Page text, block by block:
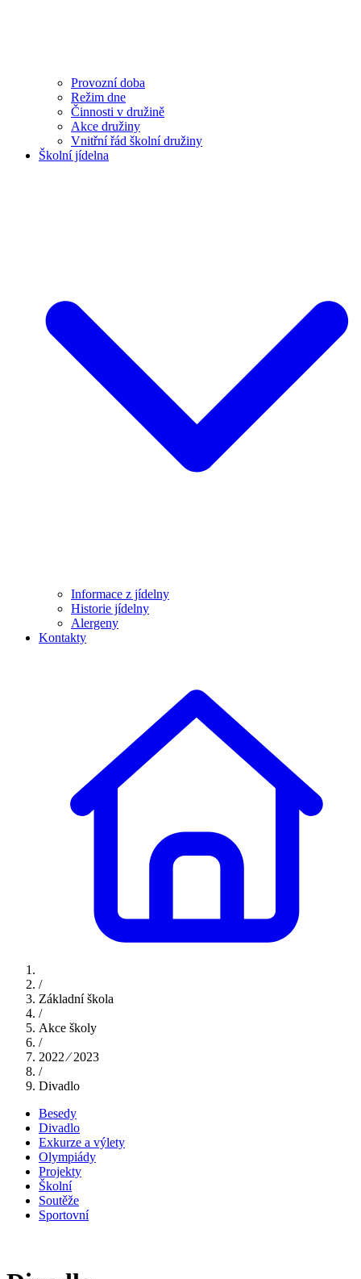
Provozní doba
Režim dne
Činnosti v družině
Akce družiny
Vnitřní řád školní družiny
Školní jídelna
Informace z jídelny
Historie jídelny
Alergeny
Kontakty
/
Základní škola
/
Akce školy
/
2022 ⁄ 2023
/
Divadlo
Besedy
Divadlo
Exkurze a výlety
Olympiády
Projekty
Školní
Soutěže
Sportovní